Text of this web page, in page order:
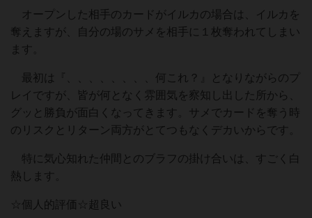
オープンした相手のカードがイルカの場合は、イルカを
奪えますが、自分の場のサメを相手に１枚奪われてしまい
ます。
最初は『、、、、、、、、何これ？』となりながらのプ
レイですが、皆が何となく雰囲気を察知し出した所から、
グッと勝負が面白くなってきます。サメでカードを奪う時
のリスクとリターン両方がとてつもなくデカいからです。
特に気心知れた仲間とのブラフの掛け合いは、すごく白
熱します。
☆個人的評価☆超良い